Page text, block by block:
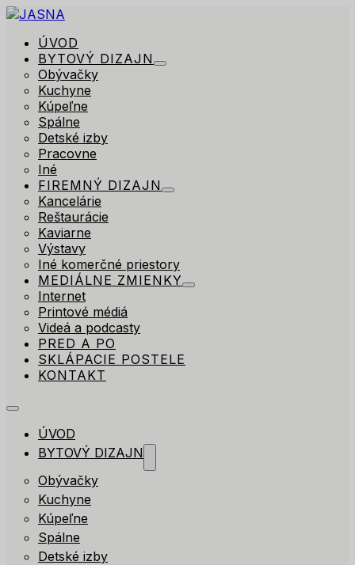
ÚVOD
BYTOVÝ DIZAJN
Obývačky
Kuchyne
Kúpeľne
Spálne
Detské izby
Pracovne
Iné
FIREMNÝ DIZAJN
Kancelárie
Reštaurácie
Kaviarne
Výstavy
Iné komerčné priestory
MEDIÁLNE ZMIENKY
Internet
Printové médiá
Videá a podcasty
PRED A PO
SKLÁPACIE POSTELE
KONTAKT
ÚVOD
BYTOVÝ DIZAJN
Obývačky
Kuchyne
Kúpeľne
Spálne
Detské izby